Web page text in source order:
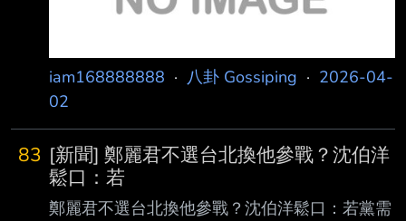
到強勁的對手，不過這種行為還是很不好。 鄭
iam168888888 · 八卦 Gossiping · 2026-04-
02
83 [新聞] 鄭麗君不選台北換他參戰？沈伯洋
鬆口：若
鄭麗君不選台北換他參戰？沈伯洋鬆口：若黨需